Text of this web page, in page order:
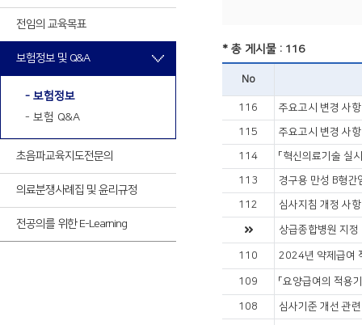
최신VOD
전임의 교육목표
보험정보 및 Q&A
- 보험정보
- 보험 Q&A
초음파교육지도전문의
의료분쟁사례집 및 윤리규정
전공의를 위한 E-Learning
* 총 게시물 : 116
No
116 주요고시 변경 사
115 주요고시 변경 사
114 「혁신의료기술 실
113 경구용 만성 B형
112 심사지침 개정 사
상급종합병원 지
110 2024년 약제급여
109 「요양급여의 적용
108 심사기준 개선 관